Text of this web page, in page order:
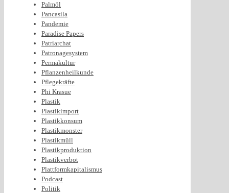
Palmöl
Pancasila
Pandemie
Paradise Papers
Patriarchat
Patronagesystem
Permakultur
Pflanzenheilkunde
Pflegekräfte
Phi Krasue
Plastik
Plastikimport
Plastikkonsum
Plastikmonster
Plastikmüll
Plastikproduktion
Plastikverbot
Plattformkapitalismus
Podcast
Politik